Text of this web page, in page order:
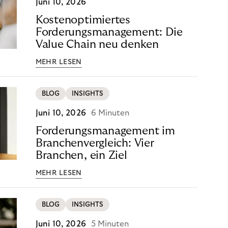
Juni 10, 2026
Kostenoptimiertes
Forderungsmanagement: Die
Value Chain neu denken
MEHR LESEN
BLOG INSIGHTS
Juni 10, 2026 6 Minuten
Forderungsmanagement im
Branchenvergleich: Vier
Branchen, ein Ziel
MEHR LESEN
BLOG INSIGHTS
Juni 10, 2026 5 Minuten